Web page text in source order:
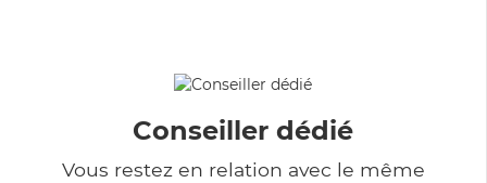
Conseiller dédié
Vous restez en relation avec le même